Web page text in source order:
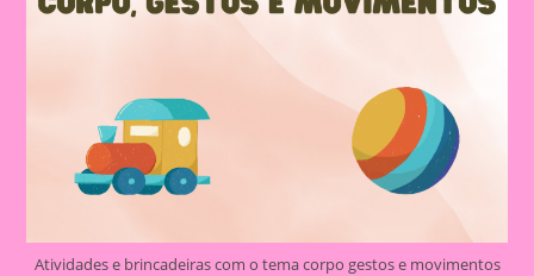
Atividades e brincadeiras com o tema corpo gestos e movimentos